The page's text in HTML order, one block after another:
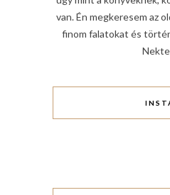
van. Én megkeresem az
finom falatokat és